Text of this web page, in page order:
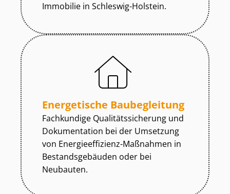
Immobilie in Schleswig-Holstein.
Energetische Baubegleitung
Fachkundige Qua­li­täts­si­che­rung und
Dokumentation bei der Umsetzung
von En­er­gie­ef­fi­zi­enz-Maßnahmen in
Be­stands­ge­bäu­den oder bei
Neubauten.